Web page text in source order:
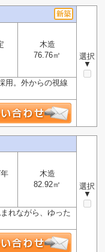
選択
▼
木造
76.76㎡
用。外からの視線
選択
▼
木造
82.92㎡
れながら、ゆった